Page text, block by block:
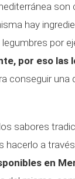
hay
por
por eso las
conseguir
sabores
hacerlo a
en